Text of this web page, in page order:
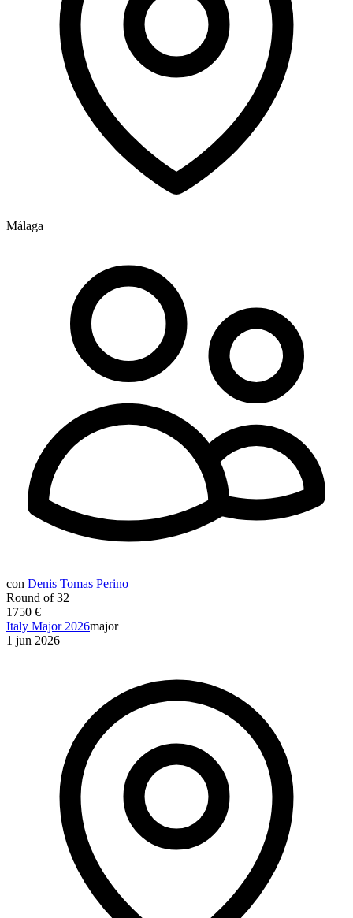
Málaga
con Denis Tomas Perino
Round of 32
1750 €
Italy Major 2026major
1 jun 2026